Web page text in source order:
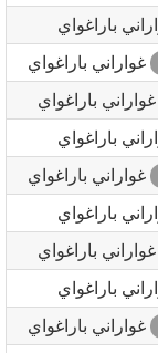
باراغواي
غواراني باراغواي
غواراني باراغواي
باراغواي
غواراني باراغواي
باراغواي
غواراني باراغواي
باراغواي
غواراني باراغواي